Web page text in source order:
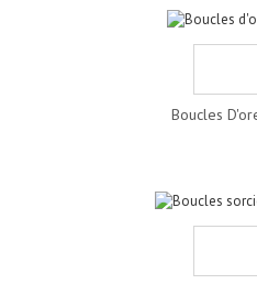
Boucles